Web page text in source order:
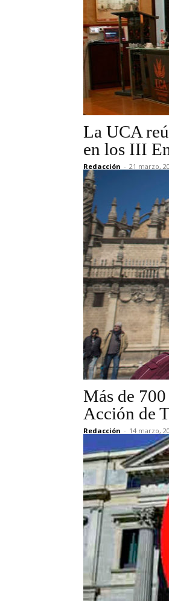
La UCA
en los III
Redacción - 21 marzo,
Más de
Acción de
Redacción - 14 marzo,